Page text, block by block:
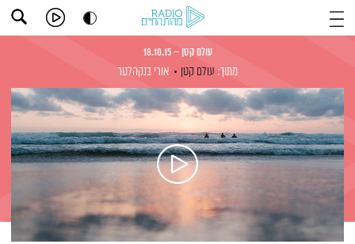
עולם קטן – 18.10.15
מתוך: עולם קטן אורי בנקהלטר